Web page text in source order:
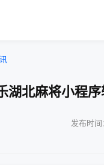
湖北麻将小程
发布时